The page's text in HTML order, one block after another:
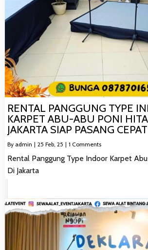
RENTAL PANGGUNG TYPE
KARPET ABU-ABU PONI
JAKARTA SIAP PASANG
By admin | 25 Feb, 25 | 1 Comments
Rental Panggung Type Indoor Karpet
Di Jakarta